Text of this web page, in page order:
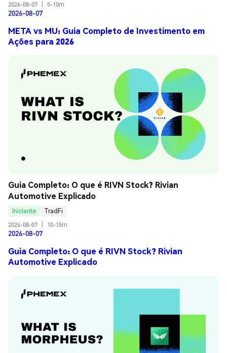
2026-08-07
5-10m
2026-08-07
META vs MU: Guia Completo de Investimento em
Ações para 2026
Guia Completo: O que é RIVN Stock? Rivian
Automotive Explicado
Iniciante
TradFi
2026-08-07
10-15m
2026-08-07
Guia Completo: O que é RIVN Stock? Rivian
Automotive Explicado